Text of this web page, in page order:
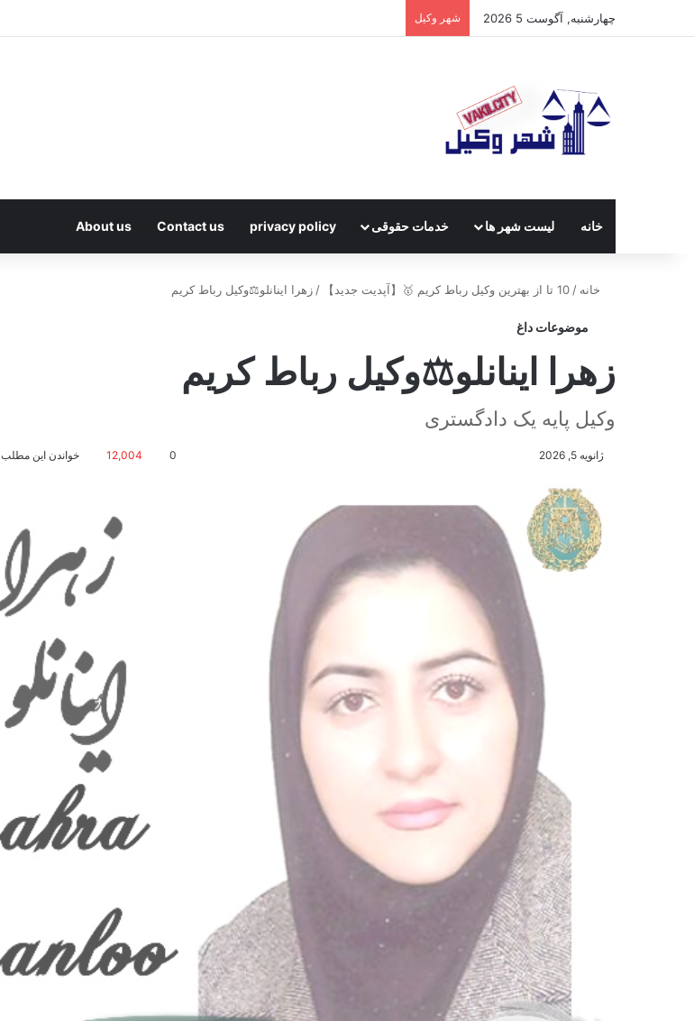
چهارشنبه, آگوست 5 2026 شهر وکیل
خانه لیست شهر ها خدمات حقوقی privacy policy
Contact us
About us
خانه / 10 تا از بهترین وکیل رباط کریم 🥇【آپدیت جدید】 / زهرا اینانلو⚖️وکیل رباط کریم
موضوعات داغ
زهرا اینانلو⚖️وکیل رباط کریم
وکیل پایه یک دادگستری
ژانویه 5, 2026 0
12,004 خواندن این مطلب 4 دقیقه زمان میبرد